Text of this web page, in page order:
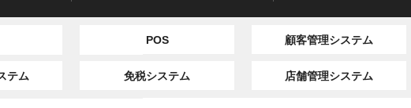
POS 顧客管理システム
テム 免税システム 店舗管理システム